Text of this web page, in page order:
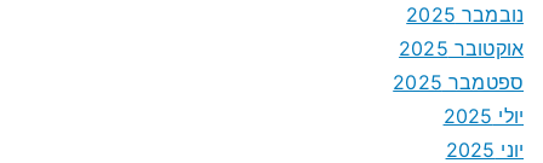
נובמבר 2025
אוקטובר 2025
ספטמבר 2025
יולי 2025
יוני 2025